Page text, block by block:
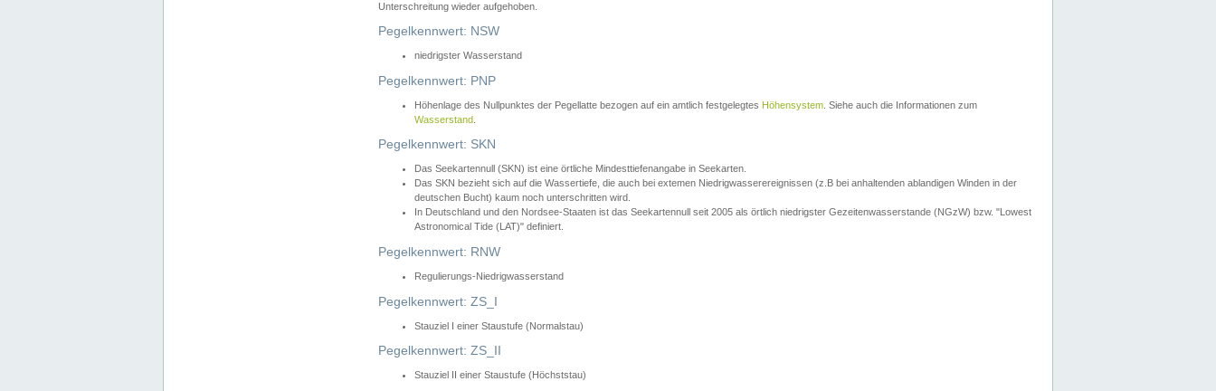
Unterschreitung wieder aufgehoben.
Pegelkennwert: NSW
niedrigster Wasserstand
Pegelkennwert: PNP
Höhenlage des Nullpunktes der Pegellatte bezogen auf ein amtlich festgelegtes Höhensystem . Siehe auch die Informationen zum
Wasserstand
Pegelkennwert: SKN
Das Seekartennull (SKN) ist eine örtliche Mindesttiefenangabe in Seekarten.
Das SKN bezieht sich auf die Wassertiefe, die auch bei extemen Niedrigwasserereignissen (z.B bei anhaltenden ablandigen Winden in der
deutschen Bucht) kaum noch unterschritten wird.
In Deutschland und den Nordsee-Staaten ist das Seekartennull seit 2005 als örtlich niedrigster Gezeitenwasserstande (NGzW) bzw. "Lowest
Astronomical Tide (LAT)" definiert.
Pegelkennwert: RNW
Regulierungs-Niedrigwasserstand
Pegelkennwert: ZS_I
Stauziel I einer Staustufe (Normalstau)
Pegelkennwert: ZS_II
Stauziel II einer Staustufe (Höchststau)